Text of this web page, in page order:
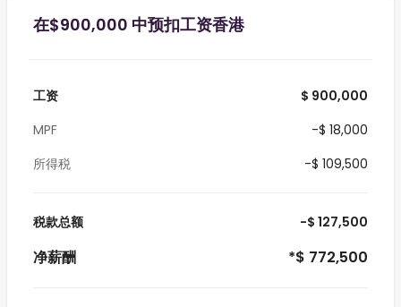
在$900,000 中预扣工资香港
工资
$ 900,000
MPF
-$ 18,000
所得税
-$ 109,500
税款总额 -$ 127,500
净薪酬 *$ 772,500